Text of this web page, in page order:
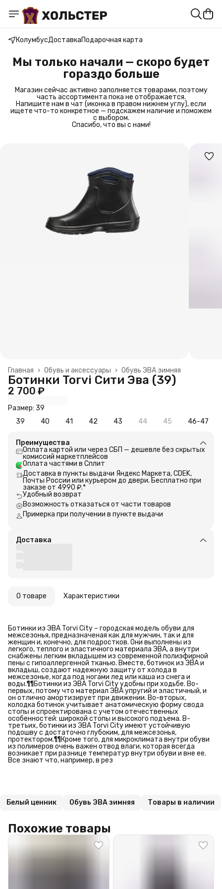
КолумбусДоставкаПодарочная карта
Мы только начали — скоро будет
гораздо больше
Магазин сейчас активно заполняется товарами, поэтому
часть ассортимента пока не отображается.
Напишите нам в чат (иконка в правом нижнем углу), если
ищете что-то конкретное — подскажем наличие и поможем
с выбором.
Спасибо, что вы с нами!
Обувь ЭВА зимняя
Обувь и аксессуары ›
Главная ›
Ботинки Torvi Сити Эва (39)
2 700 ₽
Размер: 39
39
40 41 42 43 44 45 46-47
Преимущества
Оплата картой или через СБП — дешевле без скрытых
комиссий маркетплейсов
Оплата частями в Сплит
Доставка в пункты выдачи Яндекс Маркета, CDEK,
Почты России или курьером до двери. Бесплатно при
заказе от 4990 ₽.*
Удобный возврат
Возможность отказаться от части товаров
Примерка при получении в пункте выдачи
Доставка
О товаре Характеристики
Ботинки из ЭВА Torvi City – городская модель обуви для
межсезонья, предназначеная как для мужчин, так и для
женщин и, конечно, для подростков. Они выполнены из
легкого, теплого и эластичного материала ЭВА, а внутри
снабжены легким вкладышем из современной полиэфирной
пены с гипоаллергенной тканью. Вместе, ботинок из ЭВА и
вкладыш, создают надежную защиту от холода в
межсезонье, когда под ногами лед или каша из снега и
воды.¶¶Ботинки из ЭВА Torvi City удобны при ходьбе. Во-
первых, потому что материал ЭВА упругий и эластичный, и
он отлично амортизирует при движении. Во-вторых,
колодка ботинок учитывает анатомическую форму свода
стопы и спроектирована с учетом отечественных
особенностей: широкой стопы и высокого подъема. В-
третьих, ботинки из ЭВА Torvi City имеют устойчивую
подошву с достаточно глубоким, для межсезонья,
протектором.¶¶Кроме того, для микроклимата внутри обуви
из полимеров очень важен отвод влаги, которая всегда
возникает при разнице температур внутри обуви и вне ее.
Все знают что, например, в рез
Белый ценник Обувь ЭВА зимняя Товары в наличии
Похожие товары